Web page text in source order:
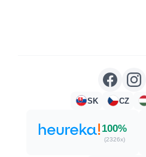
SK CZ
100%
(2326x)